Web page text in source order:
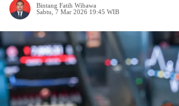
Bintang Fatih Wibawa
Sabtu, 7 Mar 2026 19:45 WIB